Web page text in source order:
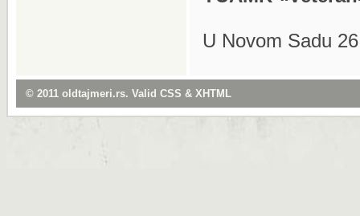
U Novom Sadu
© 2011 oldtajmeri.rs. Valid CSS & XHTML